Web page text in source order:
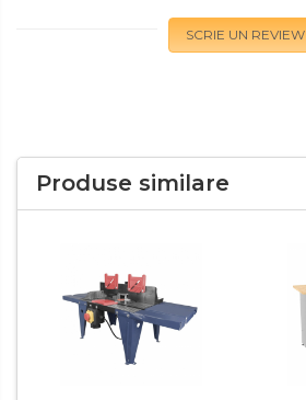
SCRIE UN REVIEW
Produse similare